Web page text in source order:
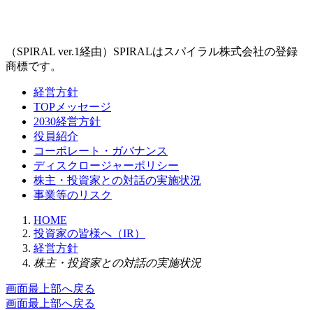
（SPIRAL ver.1経由）SPIRALはスパイラル株式会社の登録
商標です。
経営方針
TOPメッセージ
2030経営方針
役員紹介
コーポレート・ガバナンス
ディスクロージャーポリシー
株主・投資家との対話の実施状況
事業等のリスク
HOME
投資家の皆様へ（IR）
経営方針
株主・投資家との対話の実施状況
画面最上部へ戻る
画面最上部へ戻る